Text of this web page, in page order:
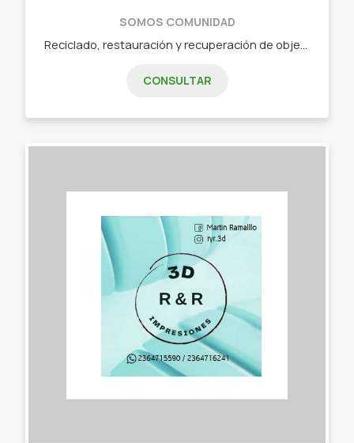
SOMOS COMUNIDAD
CONSULTAR